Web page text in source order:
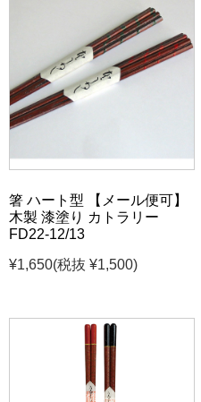
箸 ハート型 【メール便可】
木製 漆塗り カトラリー
FD22-12/13
¥1,650(税抜 ¥1,500)